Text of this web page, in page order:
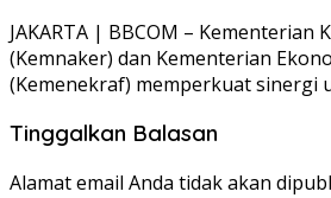
JAKARTA | BBCOM – Kementerian
(Kemnaker) dan Kementerian
(Kemenekraf) memperkuat sinergi
Tinggalkan Balasan
Alamat email Anda tidak akan